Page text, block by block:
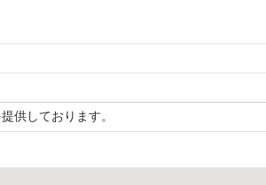
供しております。